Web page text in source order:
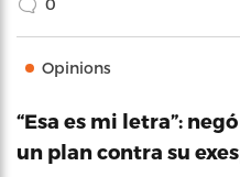
Opinions
“Esa es mi letra”:
un plan contra su